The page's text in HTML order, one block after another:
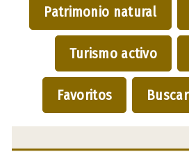
Patrimonio natural
Turismo activo
Favoritos Buscar